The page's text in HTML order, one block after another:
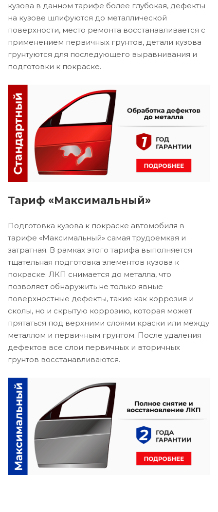
кузова в данном тарифе более глубокая, дефекты
на кузове шлифуются до металлической
поверхности, место ремонта восстанавливается с
применением первичных грунтов, детали кузова
грунтуются для последующего выравнивания и
подготовки к покраске.
Тариф «Максимальный»
Подготовка кузова к покраске автомобиля в
тарифе «Максимальный» самая трудоемкая и
затратная. В рамках этого тарифа выполняется
тщательная подготовка элементов кузова к
покраске. ЛКП снимается до металла, что
позволяет обнаружить не только явные
поверхностные дефекты, такие как коррозия и
сколы, но и скрытую коррозию, которая может
прятаться под верхними слоями краски или между
металлом и первичным грунтом. После удаления
дефектов все слои первичных и вторичных
грунтов восстанавливаются.